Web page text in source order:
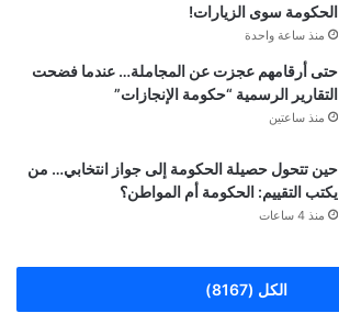
الحكومة سوى الزيارات!
منذ ساعة واحدة
حتى أرقامهم عجزت عن المجاملة… عندما فضحت
التقارير الرسمية “حكومة الإنجازات”
منذ ساعتين
حين تتحول حصيلة الحكومة إلى جواز انتخابي… من
يكتب التقييم: الحكومة أم المواطن؟
منذ 4 ساعات
الكل (8167)